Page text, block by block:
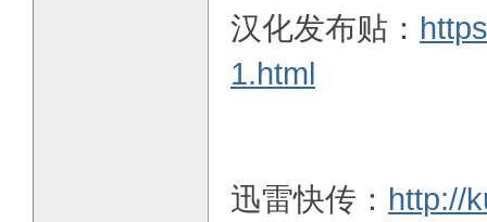
汉化发布贴：
1.html
迅雷快传： http://